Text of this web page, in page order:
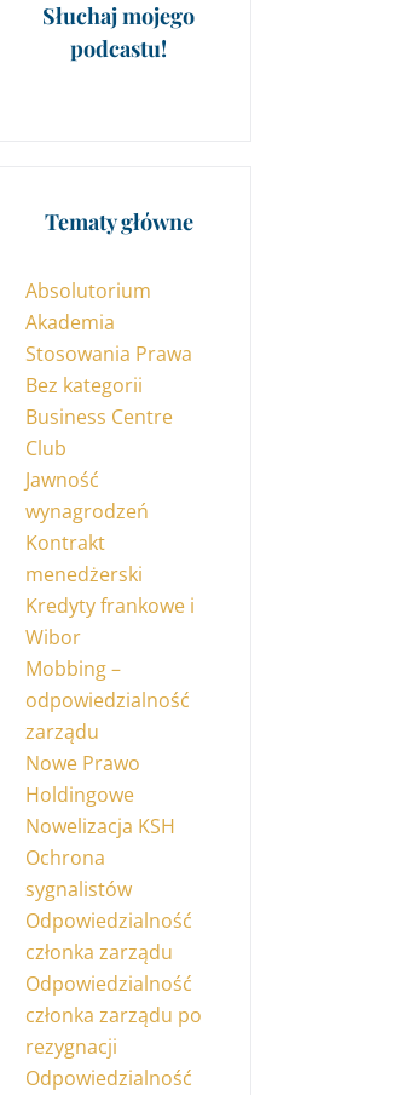
Słuchaj mojego
podcastu!
Tematy główne
Absolutorium
Akademia
Stosowania Prawa
Bez kategorii
Business Centre
Club
Jawność
wynagrodzeń
Kontrakt
menedżerski
Kredyty frankowe i
Wibor
Mobbing –
odpowiedzialność
zarządu
Nowe Prawo
Holdingowe
Nowelizacja KSH
Ochrona
sygnalistów
Odpowiedzialność
członka zarządu
Odpowiedzialność
członka zarządu po
rezygnacji
Odpowiedzialność